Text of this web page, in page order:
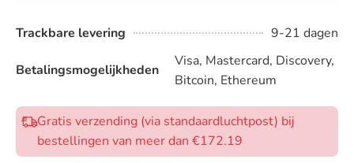
Trackbare levering 9-21 dagen
Betalingsmogelijkheden
Visa, Mastercard, Discovery,
Bitcoin, Ethereum
Gratis verzending (via standaardluchtpost) bij
bestellingen van meer dan €172.19